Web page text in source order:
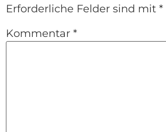
Erforderliche Felder sind mit *
Kommentar *